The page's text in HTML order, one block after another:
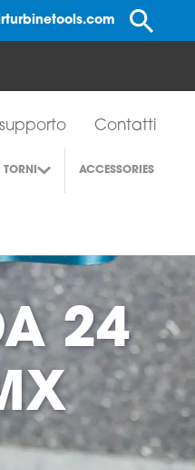
Contatti
ACCESSORIES
24